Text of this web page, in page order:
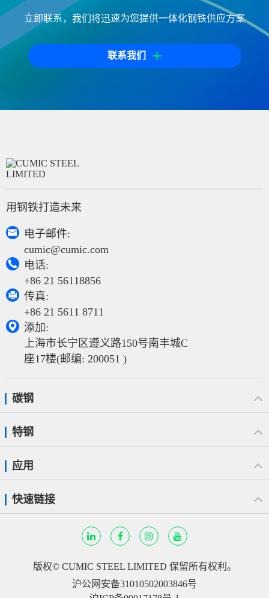
立即联系，我们将迅速为您提供一体化钢铁供应方案
联系我们 +
用钢铁打造未来

电子邮件:
cumic@cumic.com

电话:
+86 21 56118856

传真:
+86 21 5611 8711

添加:
上海市长宁区遵义路150号南丰城C
座17楼(邮编: 200051 )
碳钢
特钢
应用
快速链接
版权© CUMIC STEEL LIMITED 保留所有权利。
沪公网安备31010502003846号